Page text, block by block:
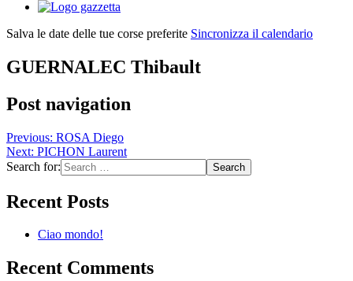
Salva le date delle tue corse preferite Sincronizza il calendario
GUERNALEC Thibault
Post navigation
Previous: ROSA Diego
Next: PICHON Laurent
Search for:
Recent Posts
Ciao mondo!
Recent Comments